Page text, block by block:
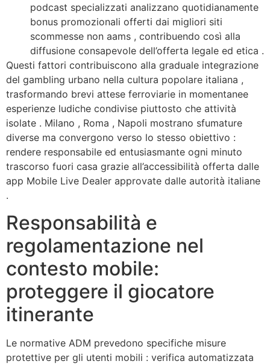
podcast specializzati analizzano quotidianamente
bonus promozionali offerti dai migliori siti
scommesse non aams , contribuendo così alla
diffusione consapevole dell’offerta legale ed etica .
Questi fattori contribuiscono alla graduale integrazione
del gambling urbano nella cultura popolare italiana ,
trasformando brevi attese ferroviarie in momentanee
esperienze ludiche condivise piuttosto che attività
isolate . Milano , Roma , Napoli mostrano sfumature
diverse ma convergono verso lo stesso obiettivo :
rendere responsabile ed entusiasmante ogni minuto
trascorso fuori casa grazie all’accessibilità offerta dalle
app Mobile Live Dealer approvate dalle autorità italiane
.
Responsabilità e
regolamentazione nel
contesto mobile:
proteggere il giocatore
itinerante
Le normative ADM prevedono specifiche misure
protettive per gli utenti mobili : verifica automatizzata